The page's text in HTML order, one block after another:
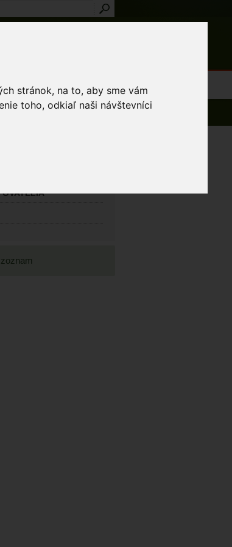
stránok, na to, aby sme vám
toho, odkiaľ naši návštevníci